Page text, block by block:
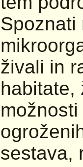
Spoznati
živali in
habitate,
sestava,